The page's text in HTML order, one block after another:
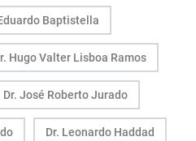
Baptistella
Hugo Valter Lisboa Ramos
Dr. José Roberto Jurado
Dr. Leonardo Haddad